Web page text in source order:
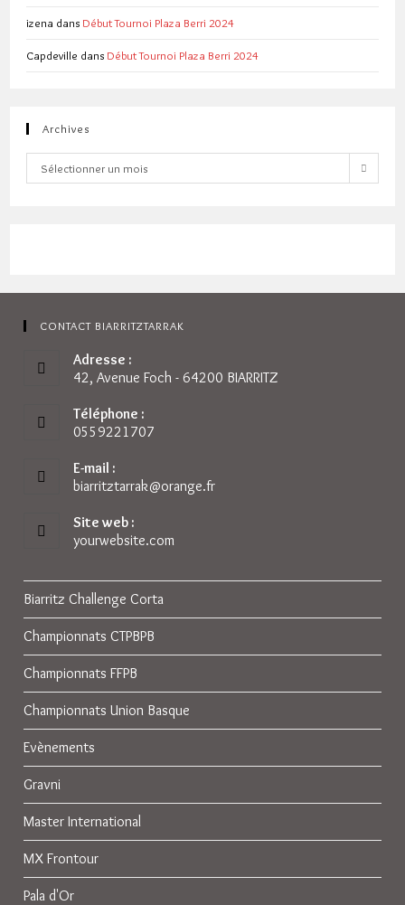
izena dans Début Tournoi Plaza Berri 2024
Capdeville dans Début Tournoi Plaza Berri 2024
Archives
Archives
Sélectionner un mois
CONTACT BIARRITZTARRAK
Adresse :
42, Avenue Foch - 64200 BIARRITZ
Téléphone :
0559221707
E-mail :
biarritztarrak@orange.frS’ouvre
Site web :
yourwebsite.com
Biarritz Challenge Corta
Championnats CTPBPB
Championnats FFPB
Championnats Union Basque
Evènements
Gravni
Master International
MX Frontour
Pala d'Or